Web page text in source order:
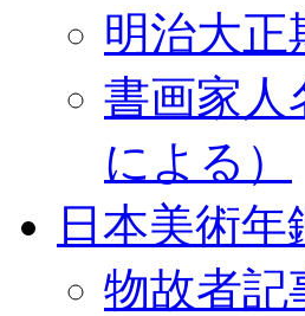
明治大
書画家人
による）
日本美術年
物故者記